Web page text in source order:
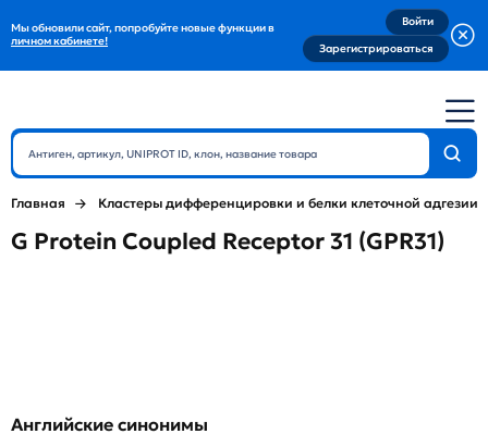
Мы обновили сайт, попробуйте новые функции в
личном кабинете!
Войти
Зарегистрироваться
Главная Кластеры дифференцировки и белки клеточной адгезии
G Protein Coupled Receptor 31 (GPR31)
Английские синонимы